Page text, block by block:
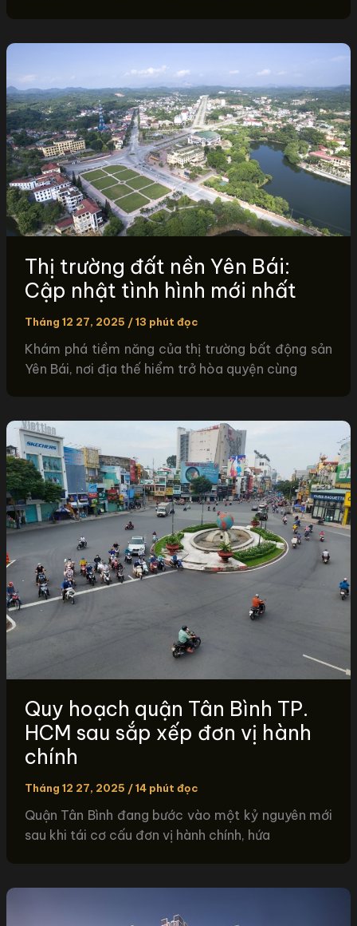
Thị trường đất nền Yên Bái:
Cập nhật tình hình mới nhất
Tháng 12 27, 2025 /13 phút đọc
Khám phá tiềm năng của thị trường bất động sản
Yên Bái, nơi địa thế hiểm trở hòa quyện cùng
Quy hoạch quận Tân Bình TP.
HCM sau sắp xếp đơn vị hành
chính
Tháng 12 27, 2025 /14 phút đọc
Quận Tân Bình đang bước vào một kỷ nguyên mới
sau khi tái cơ cấu đơn vị hành chính, hứa